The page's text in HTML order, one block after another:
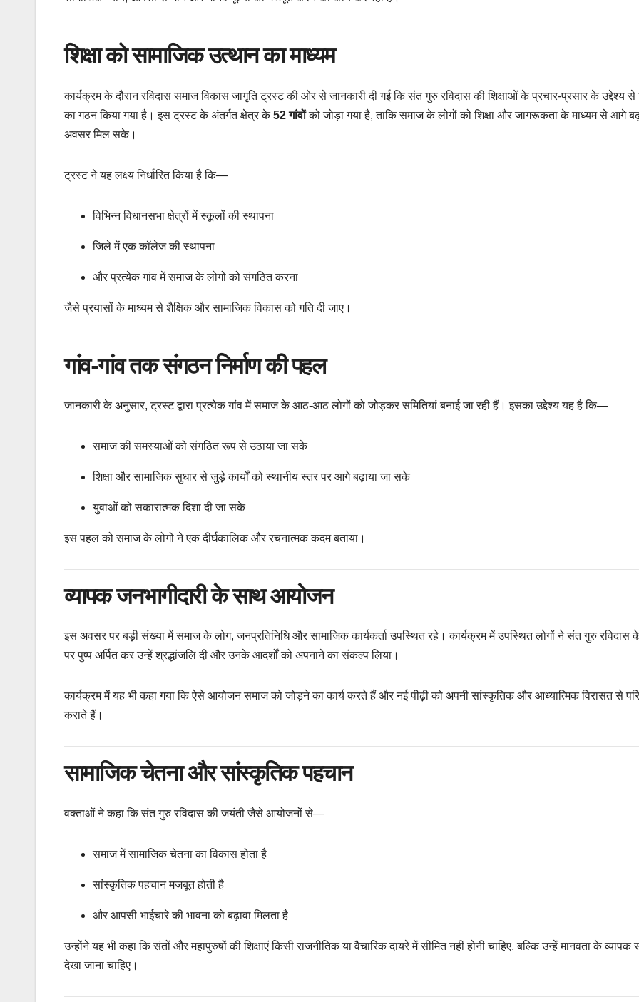
शिक्षा को सामाजिक उत्थान का माध्यम
कार्यक्रम के दौरान रविदास समाज विकास जागृति ट्रस्ट की ओर से जानकारी दी गई कि संत गुरु रविदास की शिक्षाओं के प्रचार-प्रसार के उद्देश्य
का गठन किया गया है। इस ट्रस्ट के अंतर्गत क्षेत्र के52 गांवोंको जोड़ा गया है, ताकि समाज के लोगों को शिक्षा और जागरूकता के माध्यम से आगे
अवसर मिल सके।
ट्रस्ट ने यह लक्ष्य निर्धारित किया है कि—
विभिन्न विधानसभा क्षेत्रों में स्कूलों की स्थापना
जिले में एक कॉलेज की स्थापना
और प्रत्येक गांव में समाज के लोगों को संगठित करना
जैसे प्रयासों के माध्यम से शैक्षिक और सामाजिक विकास को गति दी जाए।
गांव-गांव तक संगठन निर्माण की पहल
जानकारी के अनुसार, ट्रस्ट द्वारा प्रत्येक गांव में समाज के आठ-आठ लोगों को जोड़कर समितियां बनाई जा रही हैं। इसका उद्देश्य यह है कि—
समाज की समस्याओं को संगठित रूप से उठाया जा सके
शिक्षा और सामाजिक सुधार से जुड़े कार्यों को स्थानीय स्तर पर आगे बढ़ाया जा सके
युवाओं को सकारात्मक दिशा दी जा सके
इस पहल को समाज के लोगों ने एक दीर्घकालिक और रचनात्मक कदम बताया।
व्यापक जनभागीदारी के साथ आयोजन
इस अवसर पर बड़ी संख्या में समाज के लोग, जनप्रतिनिधि और सामाजिक कार्यकर्ता उपस्थित रहे। कार्यक्रम में उपस्थित लोगों ने संत गुरु रविदास
पर पुष्प अर्पित कर उन्हें श्रद्धांजलि दी और उनके आदर्शों को अपनाने का संकल्प लिया।
कार्यक्रम में यह भी कहा गया कि ऐसे आयोजन समाज को जोड़ने का कार्य करते हैं और नई पीढ़ी को अपनी सांस्कृतिक और आध्यात्मिक विरासत से
कराते हैं।
सामाजिक चेतना और सांस्कृतिक पहचान
वक्ताओं ने कहा कि संत गुरु रविदास की जयंती जैसे आयोजनों से—
समाज में सामाजिक चेतना का विकास होता है
सांस्कृतिक पहचान मजबूत होती है
और आपसी भाईचारे की भावना को बढ़ावा मिलता है
उन्होंने यह भी कहा कि संतों और महापुरुषों की शिक्षाएं किसी राजनीतिक या वैचारिक दायरे में सीमित नहीं होनी चाहिए, बल्कि उन्हें मानवता के व्यापक
देखा जाना चाहिए।